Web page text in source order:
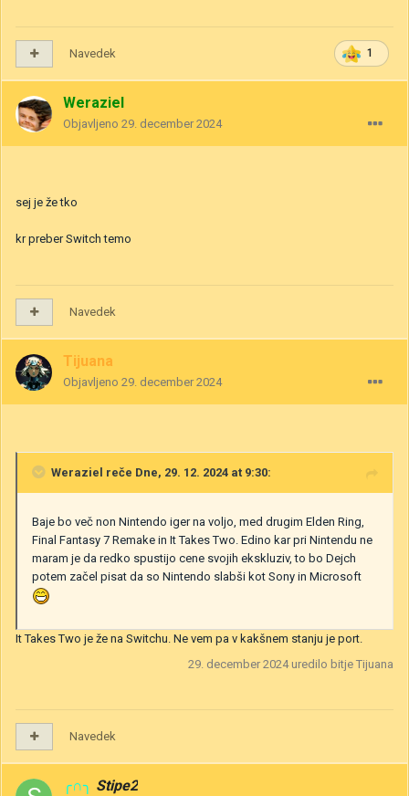
1
Navedek
Weraziel
Objavljeno 29. december 2024
sej je že tko
kr preber Switch temo
Navedek
Tijuana
Objavljeno 29. december 2024
Weraziel reče Dne, 29. 12. 2024 at 9:30:
Baje bo več non Nintendo iger na voljo, med drugim Elden Ring,
Final Fantasy 7 Remake in It Takes Two. Edino kar pri Nintendu ne
maram je da redko spustijo cene svojih ekskluziv, to bo Dejch
potem začel pisat da so Nintendo slabši kot Sony in Microsoft
It Takes Two je že na Switchu. Ne vem pa v kakšnem stanju je port.
29. december 2024uredilo bitje Tijuana
Navedek
╭∩╮ Stipe2